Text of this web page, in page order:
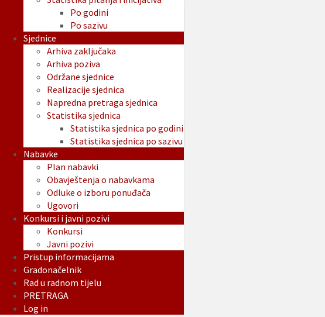
Po godini
Po sazivu
Sjednice
Arhiva zaključaka
Arhiva poziva
Održane sjednice
Realizacije sjednica
Napredna pretraga sjednica
Statistika sjednica
Statistika sjednica po godini
Statistika sjednica po sazivu
Nabavke
Plan nabavki
Obavještenja o nabavkama
Odluke o izboru ponuđača
Ugovori
Konkursi i javni pozivi
Konkursi
Javni pozivi
Pristup informacijama
Gradonačelnik
Rad u radnom tijelu
PRETRAGA
Log in